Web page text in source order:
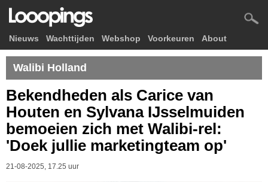
Nieuws Wachttijden Webshop Voorkeuren About
Walibi Holland
Bekendheden als Carice van
Houten en Sylvana IJsselmuiden
bemoeien zich met Walibi-rel:
'Doek jullie marketingteam op'
21-08-2025, 17.25 uur